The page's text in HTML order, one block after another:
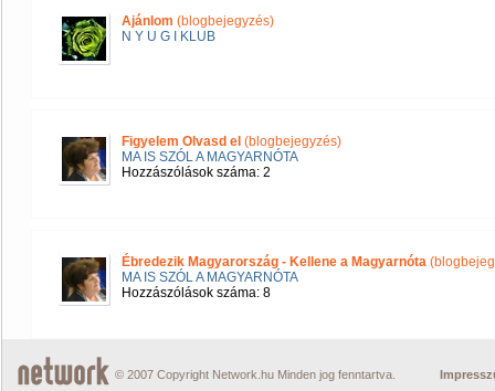
Ajánlom (blogbejegyzés)
N Y U G I KLUB
Figyelem Olvasd el (blogbejegyzés)
MA IS SZÓL A MAGYARNÓTA
Hozzászólások száma: 2
Ébredezik Magyarország - Kellene a Magyarnóta
MA IS SZÓL A MAGYARNÓTA
Hozzászólások száma: 8
© 2007 Copyright Network.hu Minden jog fenntartva.